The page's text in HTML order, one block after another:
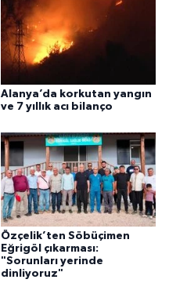
Alanya’da korkutan yangın
ve 7 yıllık acı bilanço
Özçelik’ten Söbüçimen
Eğrigöl çıkarması:
"Sorunları yerinde
dinliyoruz"